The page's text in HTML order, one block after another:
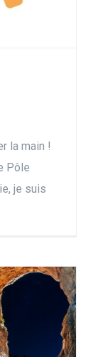
la main !
Pôle
je suis